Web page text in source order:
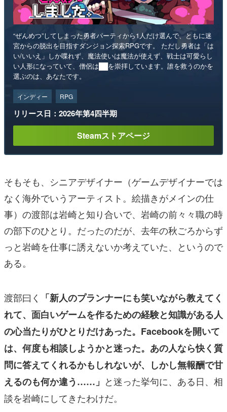
“ぜんめつ”してしまった勇者パーティから1人だけ選んで、ともに迷
宮からの脱出を目指すダンジョン探索RPGです。 ただし勇者は「は
い/いいえ」しか喋れず、魔法使いは魔法が使えず、戦士は可愛らし
い人形になっていて、僧侶は██を崇拝しています。誰を救うのかを
選ぶのは、あなたです。
インディー RPG
リリース日：2026年第4四半期
Steamストアページ
そもそも、シニアデザイナー（ゲームデザイナーでは
なく海外でいうアーティスト。絵描きがメインの仕
事）の渡部は岩崎と知り合いで、岩崎の前々々職の時
の部下のひとり。だったのだが、去年の秋ごろからず
っと岩崎を仕事に誘えないか考えていた、というので
ある。
渡部曰く
「新人のプランナーにも笑いながら教えてく
れて、面白いゲームを作るための経験と知識がある人
の心当たりがひとりだけあった。Facebookを開いて
は、何度も相談しようかと迷った。あの人なら快く質
問に答えてくれるかもしれないが、しかし無報酬で甘
えるのも何か違う……」 と迷った挙句に、ある日、相
談を岩崎にしてきたわけだ。